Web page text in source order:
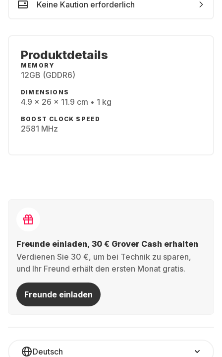
Keine Kaution erforderlich
Produktdetails
MEMORY
12GB (GDDR6)
DIMENSIONS
4.9 x 26 x 11.9 cm • 1 kg
BOOST CLOCK SPEED
2581 MHz
Freunde einladen, 30 € Grover Cash erhalten
Verdienen Sie 30 €, um bei Technik zu sparen,
und Ihr Freund erhält den ersten Monat gratis.
Freunde einladen
Deutsch